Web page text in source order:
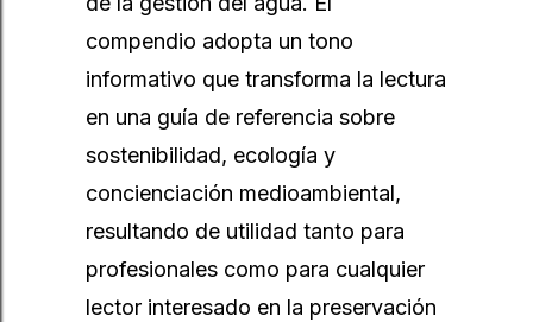
compendio adopta un tono
informativo que transforma la lectura
en una guía de referencia sobre
sostenibilidad, ecología y
concienciación medioambiental,
resultando de utilidad tanto para
profesionales como para cualquier
lector interesado en la preservación